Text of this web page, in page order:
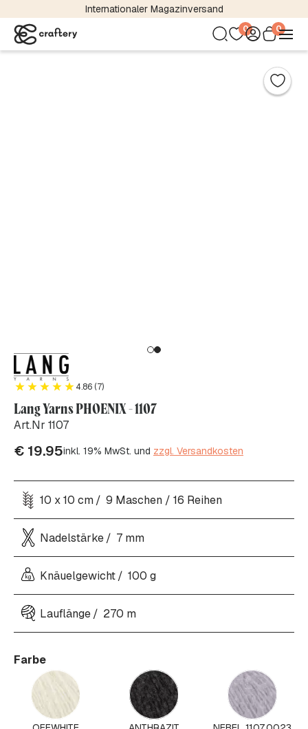
Internationaler Magazinversand
0 0
4.86 (7)
Lang Yarns PHOENIX - 1107
Art.Nr 1107
€ 19.95inkl. 19% MwSt. und zzgl. Versandkosten
10 x 10 cm 9 Maschen / 16 Reihen
Nadelstärke 7 mm
Knäuelgewicht 100 g
Lauflänge 270 m
Farbe